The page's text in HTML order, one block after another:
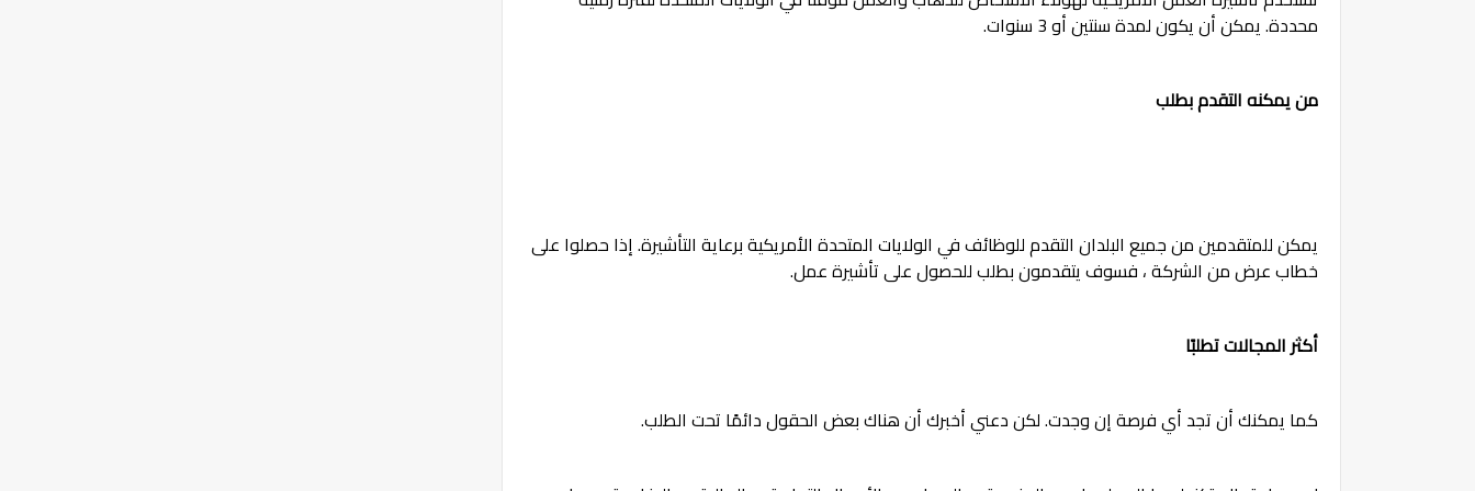
محددة. يمكن أن يكون لمدة سنتين أو 3 سنوات.
من يمكنه التقدم بطلب
يمكن للمتقدمين من جميع البلدان التقدم للوظائف في الولايات المتحدة الأمريكية برعاية التأشيرة. إذا حصلوا على
خطاب عرض من الشركة ، فسوف يتقدمون بطلب للحصول على تأشيرة عمل.
أكثر المجالات تطلبًا
كما يمكنك أن تجد أي فرصة إن وجدت. لكن دعني أخبرك أن هناك بعض الحقول دائمًا تحت الطلب.